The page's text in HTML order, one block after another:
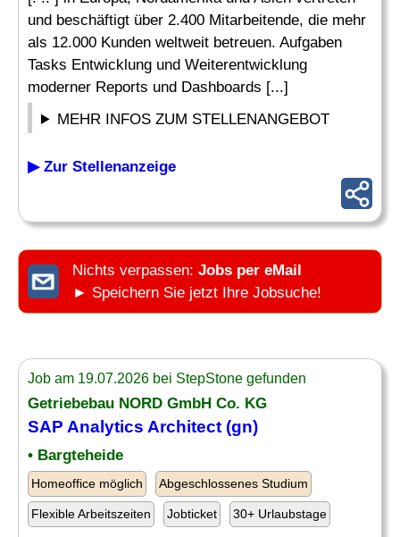
und beschäftigt über 2.400 Mitarbeitende, die mehr
als 12.000 Kunden weltweit betreuen. Aufgaben
Tasks Entwicklung und Weiterentwicklung
moderner Reports und Dashboards [...]
MEHR INFOS ZUM STELLENANGEBOT
▶ Zur Stellenanzeige
Nichts verpassen: Jobs per eMail
► Speichern Sie jetzt Ihre Jobsuche!
Job am 19.07.2026 bei StepStone gefunden
Getriebebau NORD GmbH Co. KG
SAP Analytics Architect (gn)
• Bargteheide
Homeoffice möglich Abgeschlossenes Studium
Flexible Arbeitszeiten Jobticket 30+ Urlaubstage